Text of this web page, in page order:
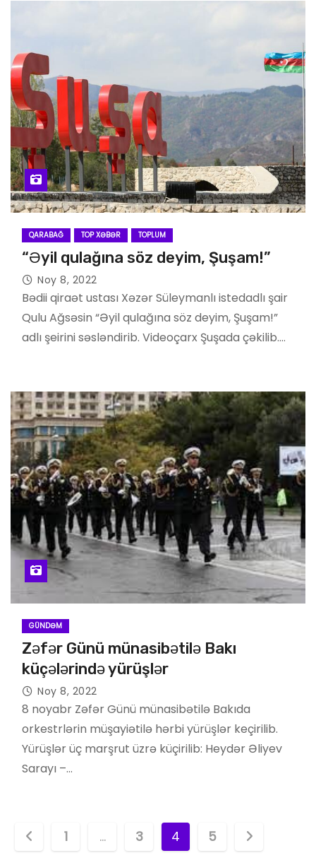
QARABAĞ TOP XƏBƏR TOPLUM
“Əyil qulağına söz deyim, Şuşam!”
Noy 8, 2022
Bədii qiraət ustası Xəzər Süleymanlı istedadlı şair
Qulu Ağsəsin “Əyil qulağına söz deyim, Şuşam!”
adlı şeirini səsləndirib. Videoçarx Şuşada çəkilib.…
GÜNDƏM
Zəfər Günü münasibətilə Bakı
küçələrində yürüşlər
Noy 8, 2022
8 noyabr Zəfər Günü münasibətilə Bakıda
orkestrlərin müşayiətilə hərbi yürüşlər keçirilib.
Yürüşlər üç marşrut üzrə küçirilib: Heydər Əliyev
Sarayı –…
1 … 3 4 5